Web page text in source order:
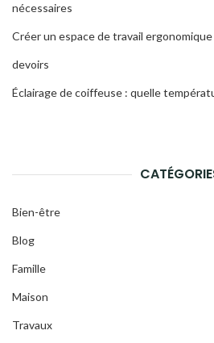
nécessaires
Créer un espace de travail
devoirs
Éclairage de coiffeuse : quelle
Bien-être
Blog
Famille
Maison
Travaux